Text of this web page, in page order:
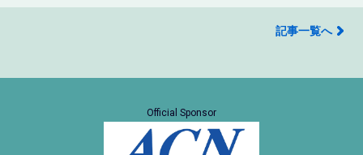
記事一覧へ
Official Sponsor